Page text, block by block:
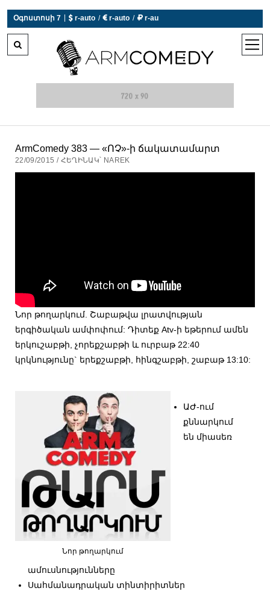
Օգոստոսի 7  r-auto /  r-auto /  r-au
open
ArmComedy 383 — «ՈՉ»-ի ճակատամարտ
22/09/2015 / ՀԵՂԻՆԱԿ՝ NAREK
Նոր թողարկում. Շաբաթվա լրատվության
երգիծական ամփոփում: Դիտեք Atv-ի եթերում ամեն
երկուշաբթի, չորեքշաբթի և ուրբաթ 22:40
կրկնությունը` երեքշաբթի, հինգշաբթի, շաբաթ 13:10:
Նոր թողարկում
ԱԺ-ում
քննարկում
են միասեռ
ամուսնությունները
Սահմանադրական տինտիրիտներ